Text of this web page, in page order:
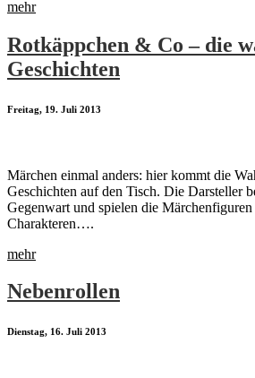
mehr
Rotkäppchen & Co – die
Geschichten
Freitag, 19. Juli 2013
Märchen einmal anders: hier kommt die
Geschichten auf den Tisch. Die Darsteller
Gegenwart und spielen die
Charakteren….
mehr
Nebenrollen
Dienstag, 16. Juli 2013